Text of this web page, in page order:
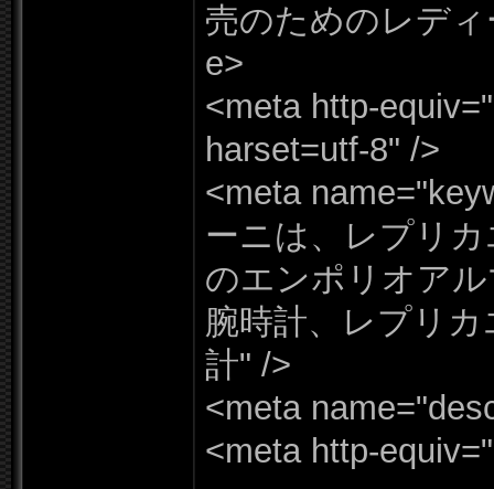
売のためのレデ
e>
<meta http-equiv="
harset=utf-8" />
<meta name="
ーニは、レプリ
のエンポリオア
腕時計、レプリ
計" />
<meta name="
<meta http-equiv="